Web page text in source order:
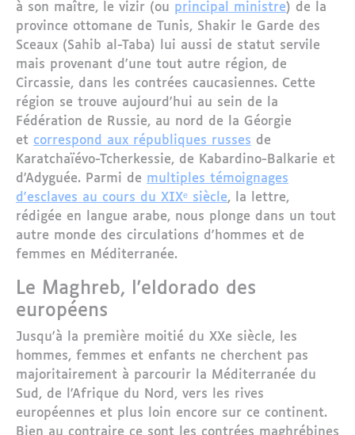
à son maître, le vizir (ou principal ministre) de la
province ottomane de Tunis, Shakir le Garde des
Sceaux (Sahib al-Taba) lui aussi de statut servile
mais provenant d'une tout autre région, de
Circassie, dans les contrées caucasiennes. Cette
région se trouve aujourd'hui au sein de la
Fédération de Russie, au nord de la Géorgie
et correspond aux républiques russes de
Karatchaïévo-Tcherkessie, de Kabardino-Balkarie et
d'Adyguée. Parmi de multiples témoignages
d'esclaves au cours du XIXᵉ siècle, la lettre,
rédigée en langue arabe, nous plonge dans un tout
autre monde des circulations d'hommes et de
femmes en Méditerranée.
Le Maghreb, l'eldorado des
européens
Jusqu'à la première moitié du XXe siècle, les
hommes, femmes et enfants ne cherchent pas
majoritairement à parcourir la Méditerranée du
Sud, de l'Afrique du Nord, vers les rives
européennes et plus loin encore sur ce continent.